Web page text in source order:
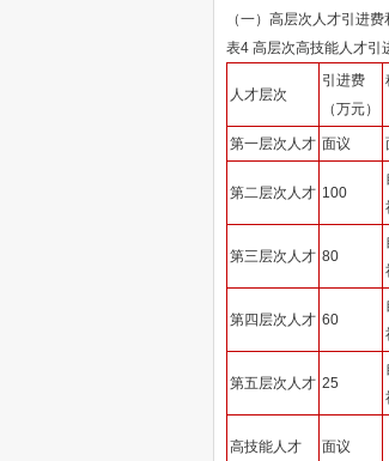
（一）高层次人才引进
表4 高层次高技能人才引
人才层次
引进费
（万元）
第一层次人才 面议
第二层次人才 100
第三层次人才 80
第四层次人才 60
第五层次人才 25
高技能人才 面议